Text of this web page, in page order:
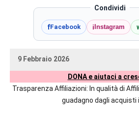
anteprime,
prossime
maggiori
Condividi
fFacebook i Instagram
9 Febbraio 2026
DONA e aiutaci a
Trasparenza Affiliazioni: In qualità di
guadagno dagli acquisti